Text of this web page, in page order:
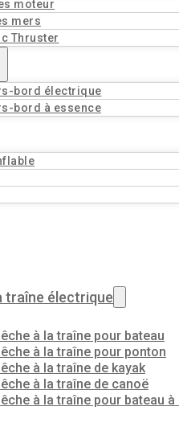
moteur
mers
Thruster
bord électrique
bord à essence
traîne électrique
à la traîne pour bateau
à la traîne pour ponton
à la traîne de kayak
à la traîne de canoë
à la traîne pour bateau à